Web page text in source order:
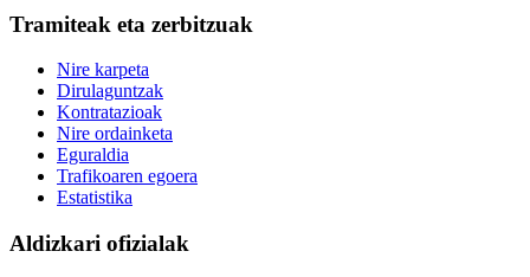
Tramiteak eta zerbitzuak
Nire karpeta
Dirulaguntzak
Kontratazioak
Nire ordainketa
Eguraldia
Trafikoaren egoera
Estatistika
Aldizkari ofizialak